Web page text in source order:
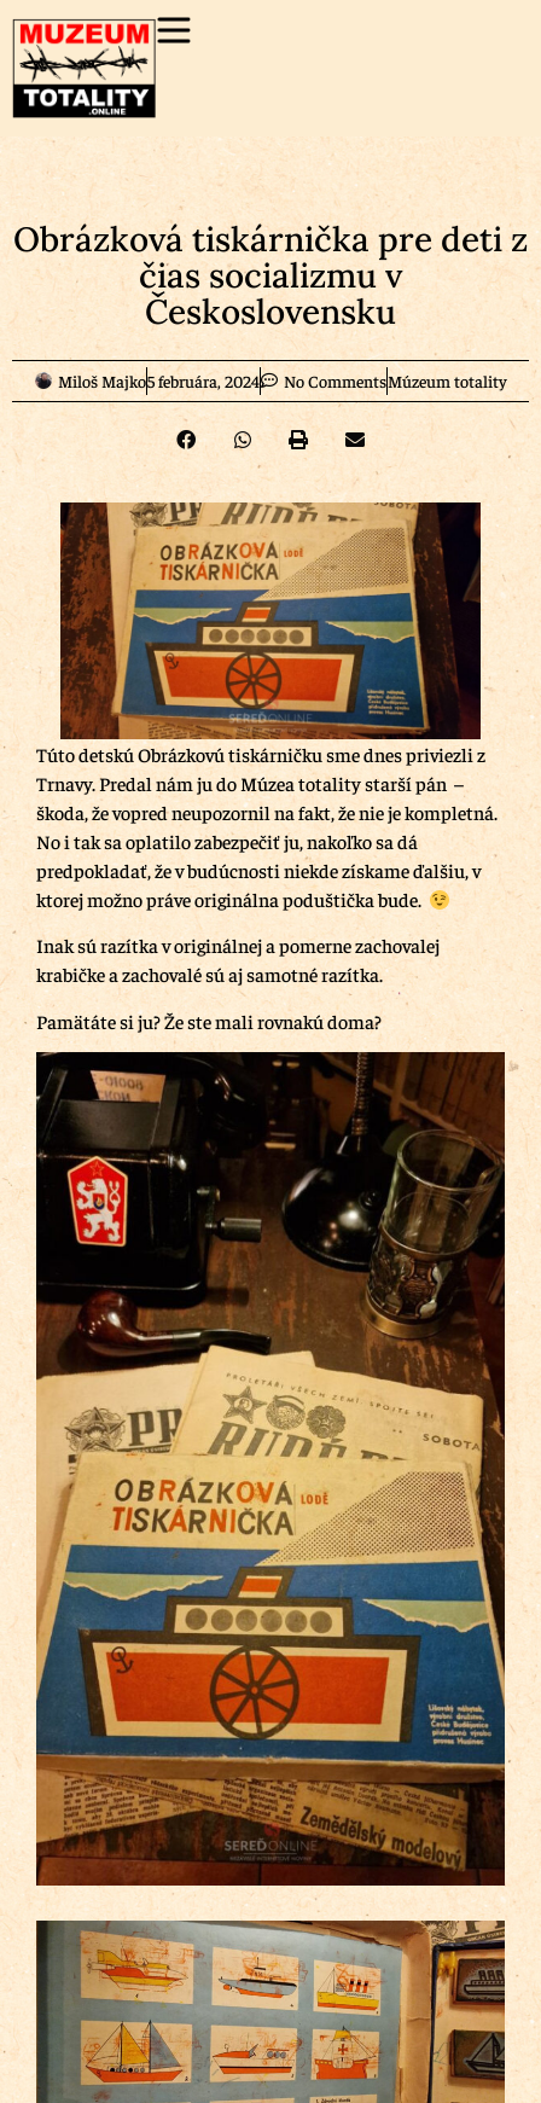
Obrázková tiskárnička pre deti z
čias socializmu v
Československu
Miloš Majko5 februára, 2024 No CommentsMúzeum totality
Túto detskú Obrázkovú tiskárničku sme dnes priviezli z
Trnavy. Predal nám ju do Múzea totality starší pán –
škoda, že vopred neupozornil na fakt, že nie je kompletná.
No i tak sa oplatilo zabezpečiť ju, nakoľko sa dá
predpokladať, že v budúcnosti niekde získame ďalšiu, v
ktorej možno práve originálna poduštička bude.
Inak sú razítka v originálnej a pomerne zachovalej
krabičke a zachovalé sú aj samotné razítka.
Pamätáte si ju? Že ste mali rovnakú doma?